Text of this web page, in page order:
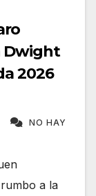
Dwight
2026
NO HAY
a la